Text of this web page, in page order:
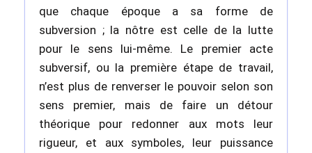
que chaque époque a sa forme de
subversion ; la nôtre est celle de la lutte
pour le sens lui-même. Le premier acte
subversif, ou la première étape de travail,
n’est plus de renverser le pouvoir selon son
sens premier, mais de faire un détour
théorique pour redonner aux mots leur
rigueur, et aux symboles, leur puissance